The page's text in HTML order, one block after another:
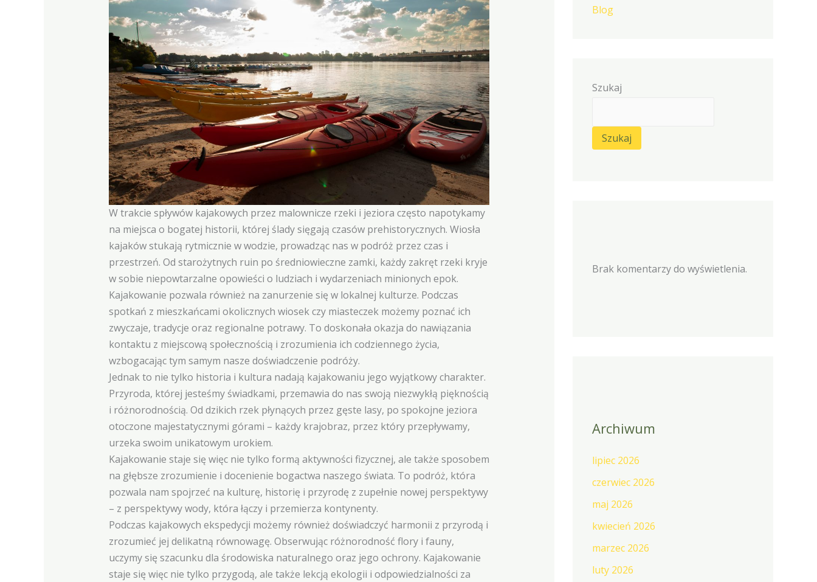
W trakcie spływów kajakowych przez malownicze rzeki i jeziora często napotykamy
na miejsca o bogatej historii, której ślady sięgają czasów prehistorycznych. Wiosła
kajaków stukają rytmicznie w wodzie, prowadząc nas w podróż przez czas i
przestrzeń. Od starożytnych ruin po średniowieczne zamki, każdy zakręt rzeki kryje
w sobie niepowtarzalne opowieści o ludziach i wydarzeniach minionych epok.
Kajakowanie pozwala również na zanurzenie się w lokalnej kulturze. Podczas
spotkań z mieszkańcami okolicznych wiosek czy miasteczek możemy poznać ich
zwyczaje, tradycje oraz regionalne potrawy. To doskonała okazja do nawiązania
kontaktu z miejscową społecznością i zrozumienia ich codziennego życia,
wzbogacając tym samym nasze doświadczenie podróży.
Jednak to nie tylko historia i kultura nadają kajakowaniu jego wyjątkowy charakter.
Przyroda, której jesteśmy świadkami, przemawia do nas swoją niezwykłą pięknością
i różnorodnością. Od dzikich rzek płynących przez gęste lasy, po spokojne jeziora
otoczone majestatycznymi górami – każdy krajobraz, przez który przepływamy,
urzeka swoim unikatowym urokiem.
Kajakowanie staje się więc nie tylko formą aktywności fizycznej, ale także sposobem
na głębsze zrozumienie i docenienie bogactwa naszego świata. To podróż, która
pozwala nam spojrzeć na kulturę, historię i przyrodę z zupełnie nowej perspektywy
– z perspektywy wody, która łączy i przemierza kontynenty.
Podczas kajakowych ekspedycji możemy również doświadczyć harmonii z przyrodą i
zrozumieć jej delikatną równowagę. Obserwując różnorodność flory i fauny,
uczymy się szacunku dla środowiska naturalnego oraz jego ochrony. Kajakowanie
staje się więc nie tylko przygodą, ale także lekcją ekologii i odpowiedzialności za
Blog
Szukaj
Szukaj
Brak komentarzy do wyświetlenia.
Archiwum
lipiec 2026
czerwiec 2026
maj 2026
kwiecień 2026
marzec 2026
luty 2026